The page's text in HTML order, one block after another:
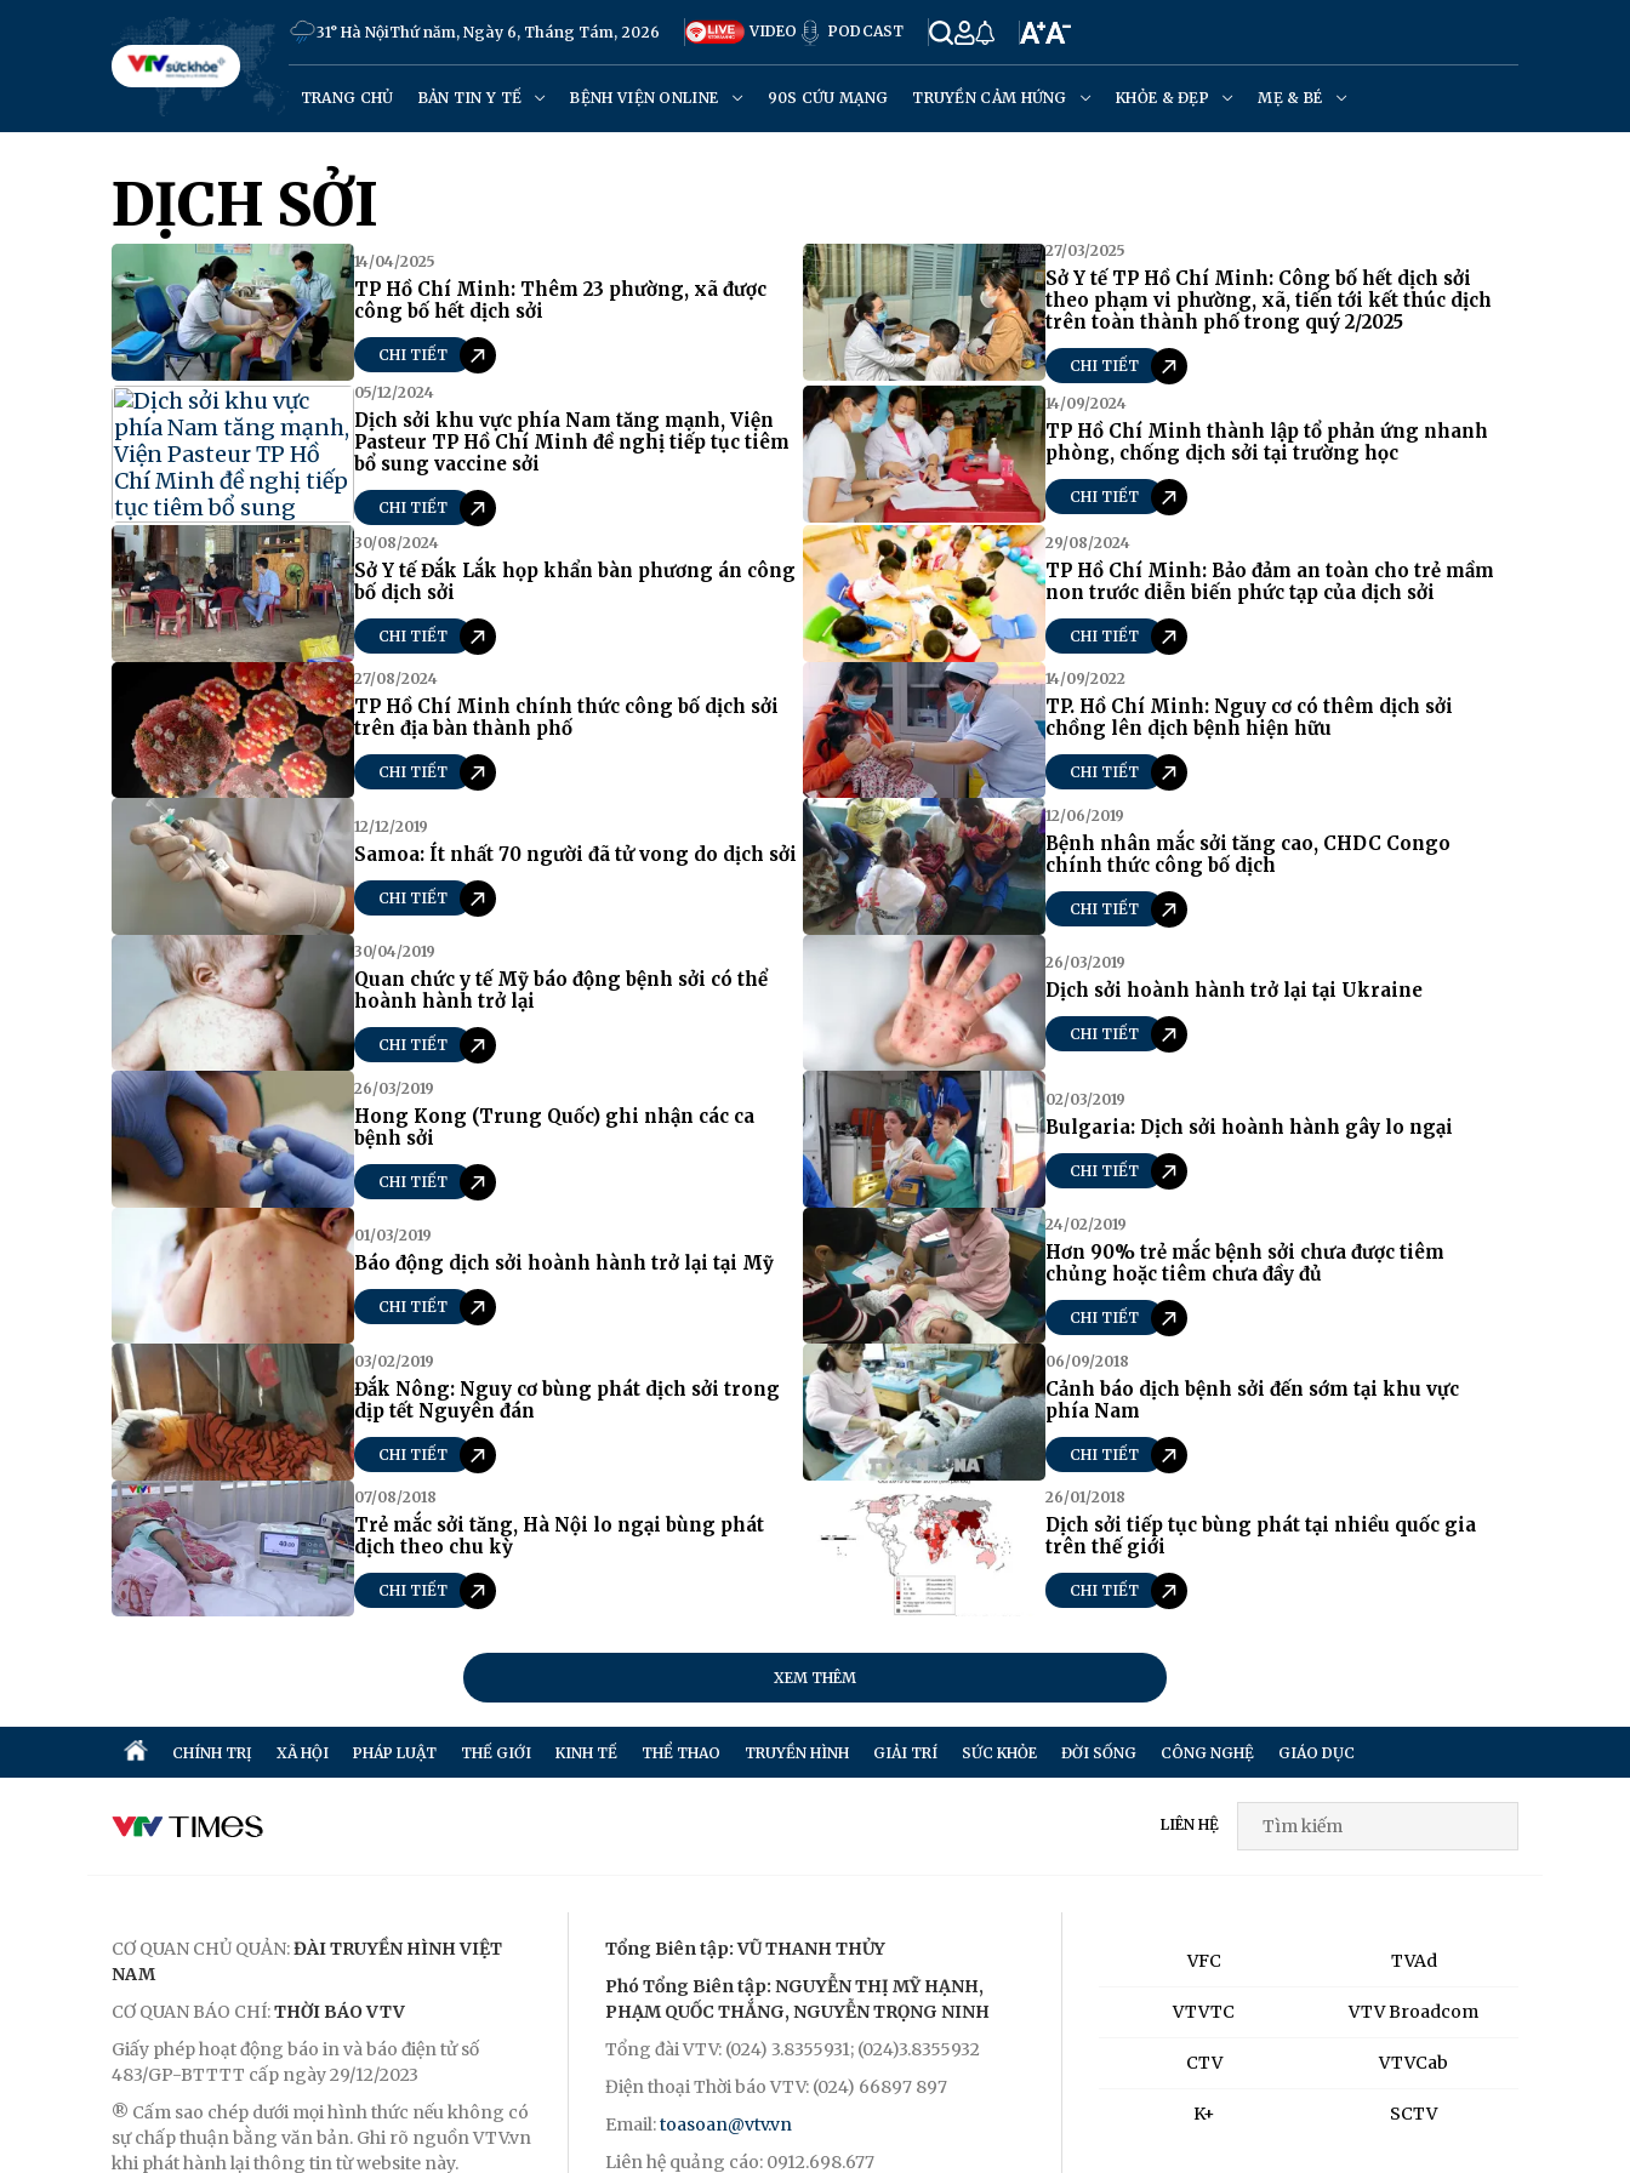
31° Hà NộiThứ năm, Ngày 6, Tháng Tám, 2026 VIDEO PODCAST
TRANG CHỦ BẢN TIN Y TẾ BỆNH VIỆN ONLINE 90S CỨU MẠNG TRUYỀN CẢM HỨNG KHỎE & ĐẸP MẸ & BÉ
DỊCH SỞI
14/04/2025
TP Hồ Chí Minh: Thêm 23 phường, xã được
công bố hết dịch sởi
CHI TIẾT
27/03/2025
Sở Y tế TP Hồ Chí Minh: Công bố hết dịch sởi
theo phạm vi phường, xã, tiến tới kết thúc dịch
trên toàn thành phố trong quý 2/2025
CHI TIẾT
05/12/2024
Dịch sởi khu vực phía Nam tăng mạnh, Viện
Pasteur TP Hồ Chí Minh đề nghị tiếp tục tiêm
bổ sung vaccine sởi
CHI TIẾT
14/09/2024
TP Hồ Chí Minh thành lập tổ phản ứng nhanh
phòng, chống dịch sởi tại trường học
CHI TIẾT
30/08/2024
Sở Y tế Đắk Lắk họp khẩn bàn phương án công
bố dịch sởi
CHI TIẾT
29/08/2024
TP Hồ Chí Minh: Bảo đảm an toàn cho trẻ mầm
non trước diễn biến phức tạp của dịch sởi
CHI TIẾT
27/08/2024
TP Hồ Chí Minh chính thức công bố dịch sởi
trên địa bàn thành phố
CHI TIẾT
14/09/2022
TP. Hồ Chí Minh: Nguy cơ có thêm dịch sởi
chồng lên dịch bệnh hiện hữu
CHI TIẾT
12/12/2019
Samoa: Ít nhất 70 người đã tử vong do dịch sởi
CHI TIẾT
12/06/2019
Bệnh nhân mắc sởi tăng cao, CHDC Congo
chính thức công bố dịch
CHI TIẾT
30/04/2019
Quan chức y tế Mỹ báo động bệnh sởi có thể
hoành hành trở lại
CHI TIẾT
26/03/2019
Dịch sởi hoành hành trở lại tại Ukraine
CHI TIẾT
26/03/2019
Hong Kong (Trung Quốc) ghi nhận các ca
bệnh sởi
CHI TIẾT
02/03/2019
Bulgaria: Dịch sởi hoành hành gây lo ngại
CHI TIẾT
01/03/2019
Báo động dịch sởi hoành hành trở lại tại Mỹ
CHI TIẾT
24/02/2019
Hơn 90% trẻ mắc bệnh sởi chưa được tiêm
chủng hoặc tiêm chưa đầy đủ
CHI TIẾT
03/02/2019
Đắk Nông: Nguy cơ bùng phát dịch sởi trong
dịp tết Nguyên đán
CHI TIẾT
06/09/2018
Cảnh báo dịch bệnh sởi đến sớm tại khu vực
phía Nam
CHI TIẾT
07/08/2018
Trẻ mắc sởi tăng, Hà Nội lo ngại bùng phát
dịch theo chu kỳ
CHI TIẾT
26/01/2018
Dịch sởi tiếp tục bùng phát tại nhiều quốc gia
trên thế giới
CHI TIẾT
XEM THÊM
CHÍNH TRỊ XÃ HỘI PHÁP LUẬT THẾ GIỚI KINH TẾ THỂ THAO TRUYỀN HÌNH GIẢI TRÍ SỨC KHỎE ĐỜI SỐNG CÔNG NGHỆ GIÁO DỤC
LIÊN HỆ
CƠ QUAN CHỦ QUẢN:ĐÀI TRUYỀN HÌNH VIỆT
NAM
CƠ QUAN BÁO CHÍ:THỜI BÁO VTV
Giấy phép hoạt động báo in và báo điện tử số
483/GP-BTTTT cấp ngày 29/12/2023
® Cấm sao chép dưới mọi hình thức nếu không có
sự chấp thuận bằng văn bản. Ghi rõ nguồn VTV.vn
khi phát hành lại thông tin từ website này.
Tổng Biên tập: VŨ THANH THỦY
Phó Tổng Biên tập: NGUYỄN THỊ MỸ HẠNH,
PHẠM QUỐC THẮNG, NGUYỄN TRỌNG NINH
Tổng đài VTV: (024) 3.8355931; (024)3.8355932
Điện thoại Thời báo VTV: (024) 66897 897
Email:toasoan@vtv.vn
Liên hệ quảng cáo: 0912.698.677
VFC
VTVTC
CTV
K+
TVAd
VTV Broadcom
VTVCab
SCTV